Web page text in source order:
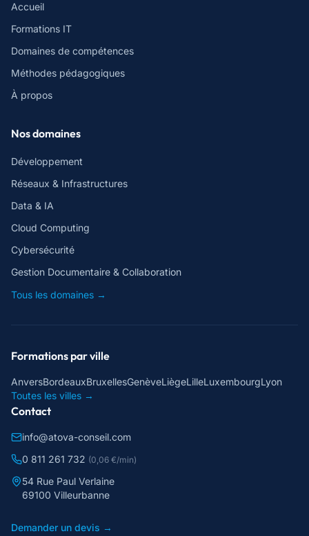
Accueil
Formations IT
Domaines de compétences
Méthodes pédagogiques
À propos
Nos domaines
Développement
Réseaux & Infrastructures
Data & IA
Cloud Computing
Cybersécurité
Gestion Documentaire & Collaboration
Tous les domaines →
Formations par ville
AnversBordeauxBruxellesGenèveLiègeLilleLuxembourgLyon
Toutes les villes →
Contact
info@atova-conseil.com
0 811 261 732 (0,06 €/min)
54 Rue Paul Verlaine
69100 Villeurbanne
Demander un devis →